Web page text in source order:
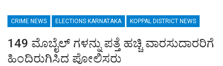
CRIME NEWS ELECTIONS KARNATAKA KOPPAL DISTRICT NEWS
149 ಮೊಬೈಲ್‌ ಗಳನ್ನು ಪತ್ತೆ ಹಚ್ಚಿ ವಾರಸುದಾರರಿಗೆ
ಹಿಂದಿರುಗಿಸಿದ ಪೋಲಿಸರು